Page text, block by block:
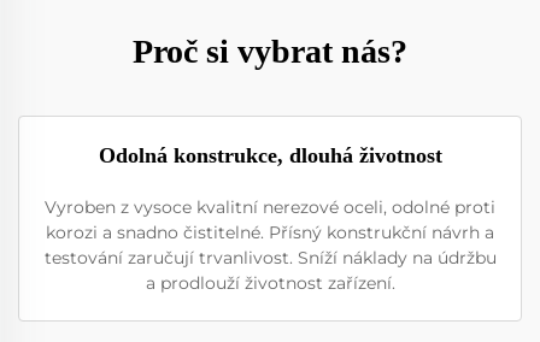
Proč si vybrat nás?
Odolná konstrukce, dlouhá životnost
Vyroben z vysoce kvalitní nerezové oceli, odolné proti
korozi a snadno čistitelné. Přísný konstrukční návrh a
testování zaručují trvanlivost. Sníží náklady na údržbu
a prodlouží životnost zařízení.